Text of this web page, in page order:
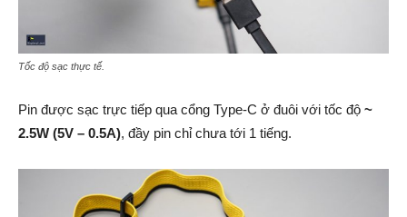
Tốc độ sạc thực tế.
Pin được sạc trực tiếp qua cổng Type-C ở đuôi với tốc độ ~
2.5W (5V – 0.5A), đầy pin chỉ chưa tới 1 tiếng.